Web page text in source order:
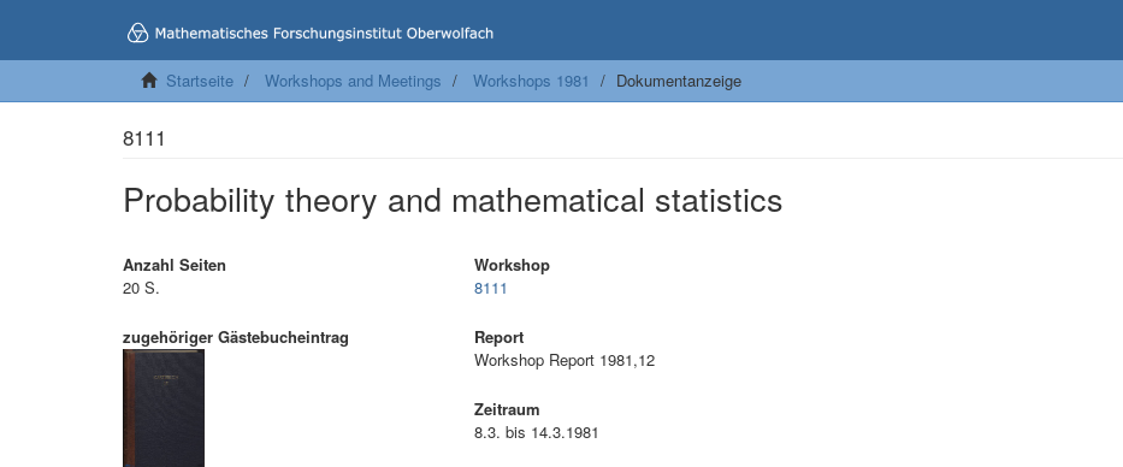
Startseite Workshops and Meetings Workshops 1981 Dokumentanzeige
8111
Probability theory and mathematical statistics
Anzahl Seiten
20 S.
zugehöriger Gästebucheintrag
Workshop
8111
Report
Workshop Report 1981,12
Zeitraum
8.3. bis 14.3.1981